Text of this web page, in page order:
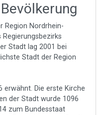
Region Nordrhein-
Stadt lag 2001 bei
Stadt der Region
erwähnt. Die erste Kirche
der Stadt wurde 1096
zum Bundesstaat